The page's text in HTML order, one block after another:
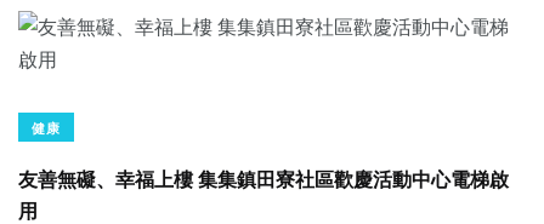
健康
友善無礙、幸福上樓 集集鎮田寮社區歡慶活動中心電梯啟
用